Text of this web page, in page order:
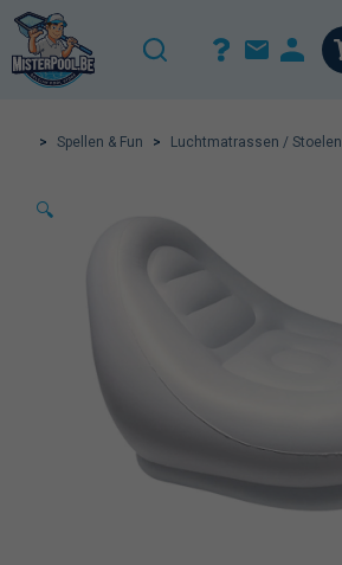
> Spellen & Fun > Luchtmatrassen / Stoelen
🔍